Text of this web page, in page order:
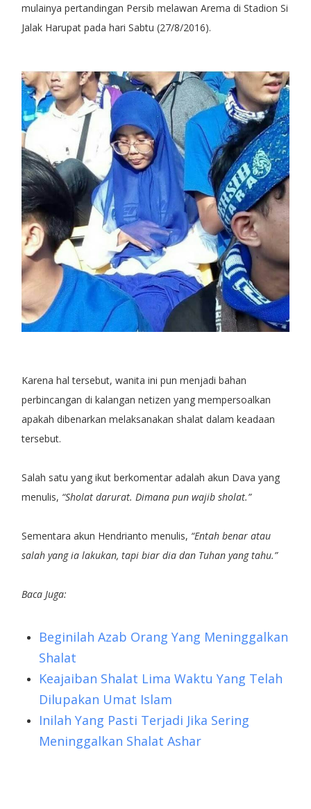
mulainya pertandingan Persib melawan Arema di Stadion Si
Jalak Harupat pada hari Sabtu (27/8/2016).
Karena hal tersebut, wanita ini pun menjadi bahan
perbincangan di kalangan netizen yang mempersoalkan
apakah dibenarkan melaksanakan shalat dalam keadaan
tersebut.
Salah satu yang ikut berkomentar adalah akun Dava yang
menulis, “Sholat darurat. Dimana pun wajib sholat.”
Sementara akun Hendrianto menulis, “Entah benar atau
salah yang ia lakukan, tapi biar dia dan Tuhan yang tahu.”
Baca Juga:
Beginilah Azab Orang Yang Meninggalkan
Shalat
Keajaiban Shalat Lima Waktu Yang Telah
Dilupakan Umat Islam
Inilah Yang Pasti Terjadi Jika Sering
Meninggalkan Shalat Ashar